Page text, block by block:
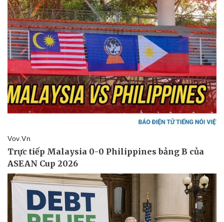
Giá cà phê